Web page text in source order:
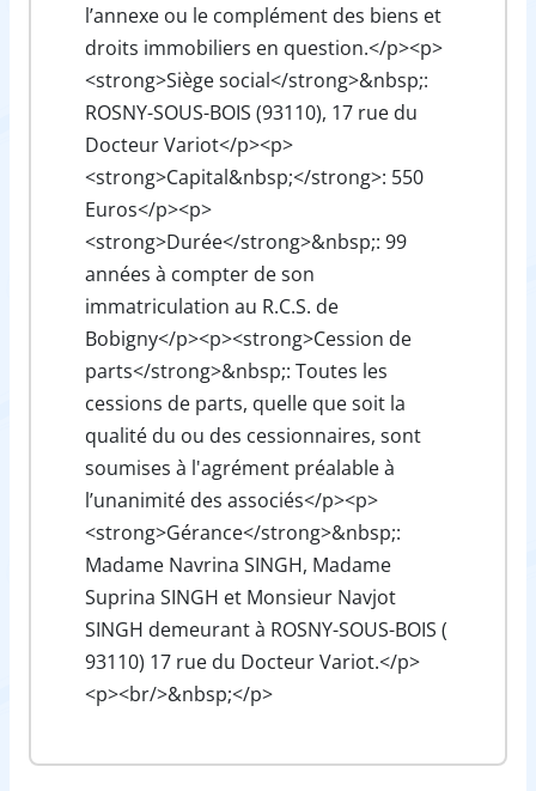
l’annexe ou le complément des biens et
droits immobiliers en question.</p><p>
<strong>Siège social</strong>&nbsp;:
ROSNY-SOUS-BOIS (93110), 17 rue du
Docteur Variot</p><p>
<strong>Capital&nbsp;</strong>: 550
Euros</p><p>
<strong>Durée</strong>&nbsp;: 99
années à compter de son
immatriculation au R.C.S. de
Bobigny</p><p><strong>Cession de
parts</strong>&nbsp;: Toutes les
cessions de parts, quelle que soit la
qualité du ou des cessionnaires, sont
soumises à l'agrément préalable à
l’unanimité des associés</p><p>
<strong>Gérance</strong>&nbsp;:
Madame Navrina SINGH, Madame
Suprina SINGH et Monsieur Navjot
SINGH demeurant à ROSNY-SOUS-BOIS (
93110) 17 rue du Docteur Variot.</p>
<p><br/>&nbsp;</p>